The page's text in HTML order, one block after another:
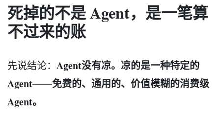
死掉的不是 Agent，是一笔算
不过来的账
先说结论： Agent没有凉。凉的是一种特定的
Agent——免费的、通用的、价值模糊的消费级
Agent。